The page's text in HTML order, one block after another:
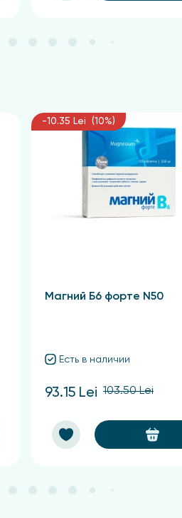
-10.35 Lei (10%)
Магний Б6 форте N50
Есть в наличии
93.15 Lei 103.50 Lei